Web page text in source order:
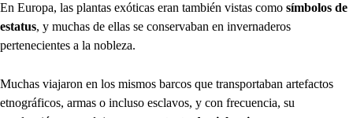
En Europa, las plantas exóticas eran también vistas como símbolos de
estatus, y muchas de ellas se conservaban en invernaderos
pertenecientes a la nobleza.
Muchas viajaron en los mismos barcos que transportaban artefactos
etnográficos, armas o incluso esclavos, y con frecuencia, su